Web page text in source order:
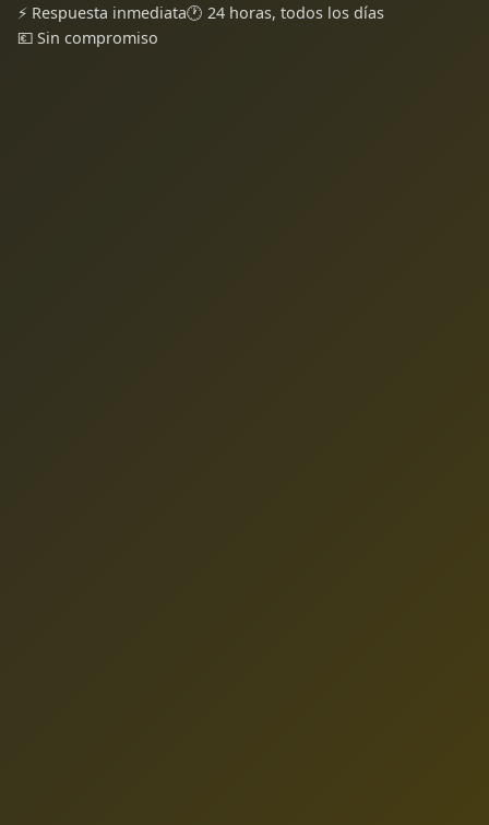
⚡ Respuesta inmediata🕐 24 horas, todos los días
💶 Sin compromiso